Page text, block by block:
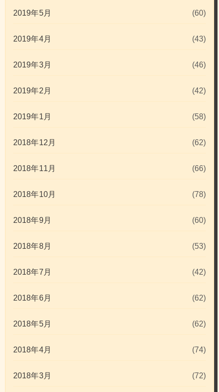
2019年5月 (60)
2019年4月 (43)
2019年3月 (46)
2019年2月 (42)
2019年1月 (58)
2018年12月 (62)
2018年11月 (66)
2018年10月 (78)
2018年9月 (60)
2018年8月 (53)
2018年7月 (42)
2018年6月 (62)
2018年5月 (62)
2018年4月 (74)
2018年3月 (72)